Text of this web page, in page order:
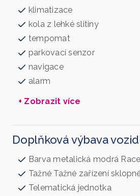
klimatizace
kola z lehké slitiny
tempomat
parkovací senzor
navigace
alarm
+ Zobrazit více
Doplňková výbava
Barva metalická modrá Race
Tažné Tažné zařízení
Telematická jednotka